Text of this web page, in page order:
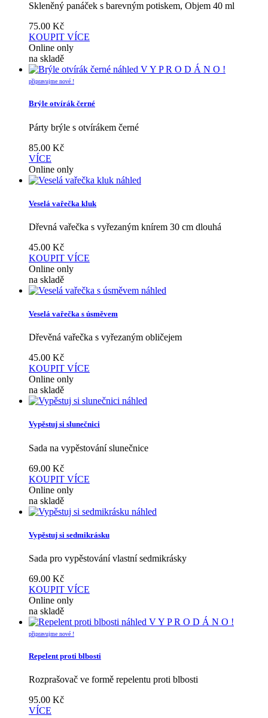
Skleněný panáček s barevným potiskem, Objem 40 ml
75.00 Kč
KOUPIT VÍCE
Online only
na skladě
náhled V Y P R O D Á N O !
připravujme nové !
Brýle otvírák černé
Párty brýle s otvírákem černé
85.00 Kč
VÍCE
Online only
náhled
Veselá vařečka kluk
Dřevná vařečka s vyřezaným knírem 30 cm dlouhá
45.00 Kč
KOUPIT VÍCE
Online only
na skladě
náhled
Veselá vařečka s úsměvem
Dřevěná vařečka s vyřezaným obličejem
45.00 Kč
KOUPIT VÍCE
Online only
na skladě
náhled
Vypěstuj si slunečnici
Sada na vypěstování slunečnice
69.00 Kč
KOUPIT VÍCE
Online only
na skladě
náhled
Vypěstuj si sedmikrásku
Sada pro vypěstování vlastní sedmikrásky
69.00 Kč
KOUPIT VÍCE
Online only
na skladě
náhled V Y P R O D Á N O !
připravujme nové !
Repelent proti blbosti
Rozprašovač ve formě repelentu proti blbosti
95.00 Kč
VÍCE